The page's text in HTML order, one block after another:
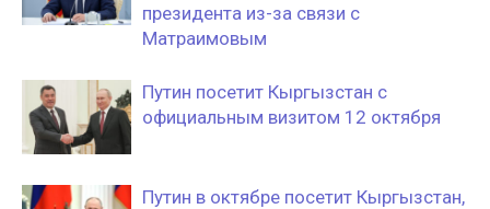
президента из-за связи с
Матраимовым
Путин посетит Кыргызстан с
официальным визитом 12 октября
Путин в октябре посетит Кыргызстан,